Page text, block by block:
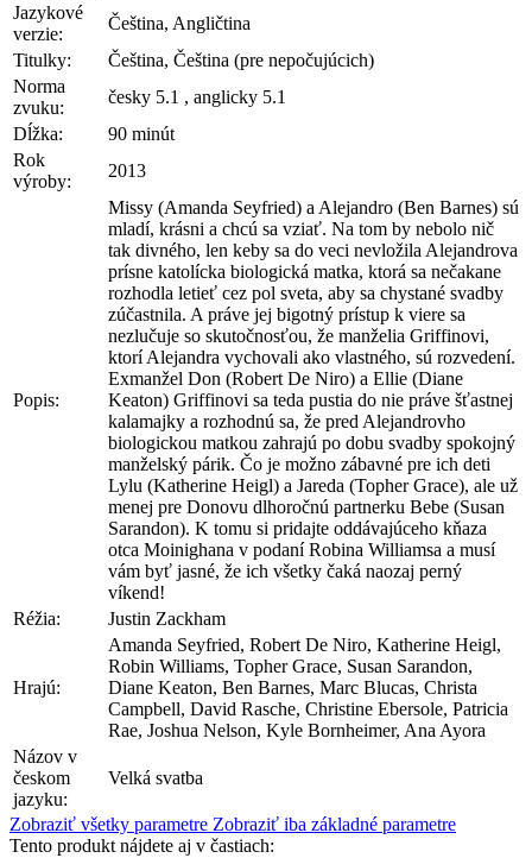
Jazykové
verzie:
Čeština, Angličtina
Titulky:
Čeština, Čeština (pre nepočujúcich)
Norma
zvuku:
česky 5.1 , anglicky 5.1
Dĺžka:
90 minút
Rok
výroby:
2013
Popis:
Missy (Amanda Seyfried) a Alejandro (Ben Barnes) sú
mladí, krásni a chcú sa vziať. Na tom by nebolo nič
tak divného, ​​len keby sa do veci nevložila Alejandrova
prísne katolícka biologická matka, ktorá sa nečakane
rozhodla letieť cez pol sveta, aby sa chystané svadby
zúčastnila. A práve jej bigotný prístup k viere sa
nezlučuje so skutočnosťou, že manželia Griffinovi,
ktorí Alejandra vychovali ako vlastného, ​​sú rozvedení.
Exmanžel Don (Robert De Niro) a Ellie (Diane
Keaton) Griffinovi sa teda pustia do nie práve šťastnej
kalamajky a rozhodnú sa, že pred Alejandrovho
biologickou matkou zahrajú po dobu svadby spokojný
manželský párik. Čo je možno zábavné pre ich deti
Lylu (Katherine Heigl) a Jareda (Topher Grace), ale už
menej pre Donovu dlhoročnú partnerku Bebe (Susan
Sarandon). K tomu si pridajte oddávajúceho kňaza
otca Moinighana v podaní Robina Williamsa a musí
vám byť jasné, že ich všetky čaká naozaj perný
víkend!
Réžia:
Justin Zackham
Hrajú:
Amanda Seyfried, Robert De Niro, Katherine Heigl,
Robin Williams, Topher Grace, Susan Sarandon,
Diane Keaton, Ben Barnes, Marc Blucas, Christa
Campbell, David Rasche, Christine Ebersole, Patricia
Rae, Joshua Nelson, Kyle Bornheimer, Ana Ayora
Názov v
českom
jazyku:
Velká svatba
Zobraziť všetky parametre Zobraziť iba základné parametre
Tento produkt nájdete aj v častiach: